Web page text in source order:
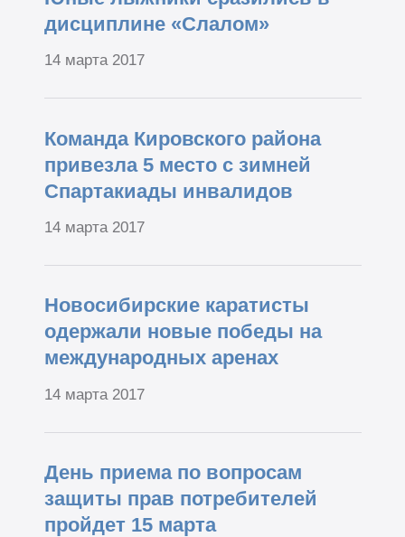
дисциплине «Слалом»
14 марта 2017
Команда Кировского района
привезла 5 место с зимней
Спартакиады инвалидов
14 марта 2017
Новосибирские каратисты
одержали новые победы на
международных аренах
14 марта 2017
День приема по вопросам
защиты прав потребителей
пройдет 15 марта